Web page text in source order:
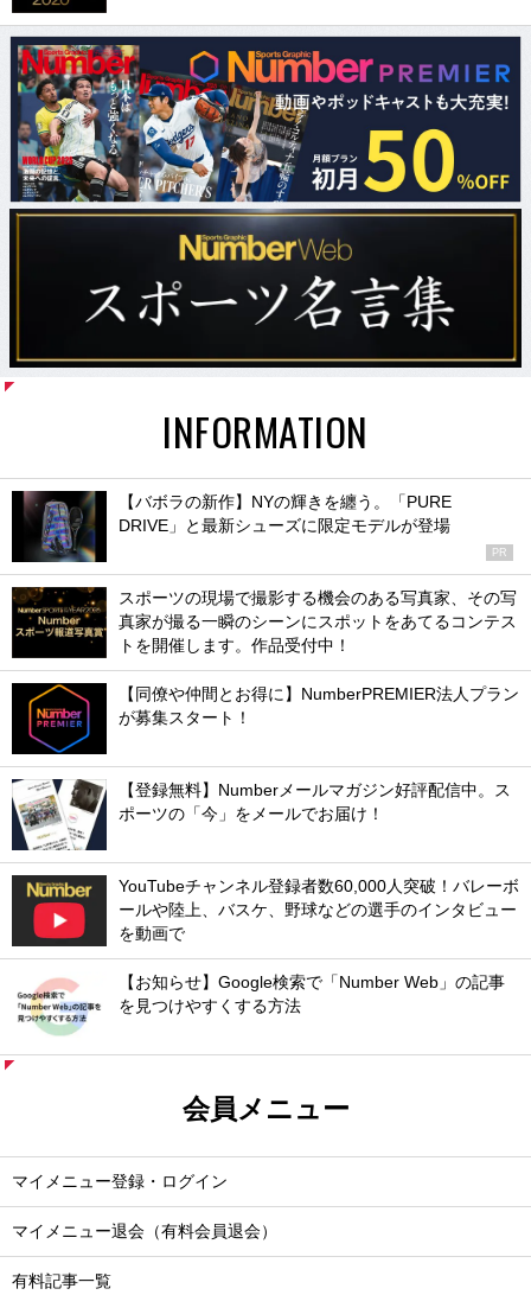
INFORMATION
【バボラの新作】NYの輝きを纏う。「PURE
DRIVE」と最新シューズに限定モデルが登場
PR
スポーツの現場で撮影する機会のある写真家、その写
真家が撮る一瞬のシーンにスポットをあてるコンテス
トを開催します。作品受付中！
【同僚や仲間とお得に】NumberPREMIER法人プラン
が募集スタート！
【登録無料】Numberメールマガジン好評配信中。ス
ポーツの「今」をメールでお届け！
YouTubeチャンネル登録者数60,000人突破！バレーボ
ールや陸上、バスケ、野球などの選手のインタビュー
を動画で
【お知らせ】Google検索で「Number Web」の記事
を見つけやすくする方法
会員メニュー
マイメニュー登録・ログイン
マイメニュー退会（有料会員退会）
有料記事一覧